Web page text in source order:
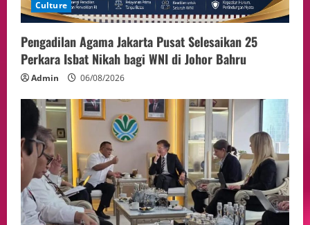
Culture
Pengadilan Agama Jakarta Pusat Selesaikan 25
Perkara Isbat Nikah bagi WNI di Johor Bahru
Admin 06/08/2026